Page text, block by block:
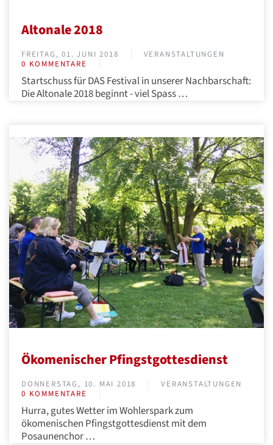
Altonale 2018
FREITAG, 01. JUNI 2018
VERANSTALTUNGEN
0 KOMMENTARE
Startschuss für DAS Festival in unserer Nachbarschaft:
Die Altonale 2018 beginnt - viel Spass…
Ökomenischer Pfingstgottesdienst
DONNERSTAG, 10. MAI 2018
VERANSTALTUNGEN
0 KOMMENTARE
Hurra, gutes Wetter im Wohlerspark zum
ökomenischen Pfingstgottesdienst mit dem
Posaunenchor…